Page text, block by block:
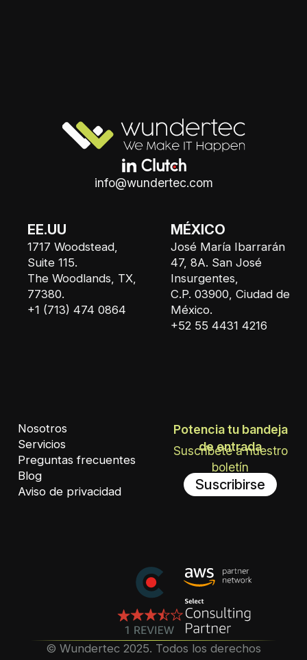
info@wundertec.com
EE.UU
1717 Woodstead,
Suite 115.
The Woodlands, TX,
77380.
+1 (713) 474 0864
MÉXICO
José María Ibarrarán
47, 8A. San José
Insurgentes,
C.P. 03900, Ciudad de
México.
+52 55 4431 4216
Nosotros
Servicios
Preguntas frecuentes
Blog
Aviso de privacidad
Potencia tu bandeja
de entrada
Suscríbete a nuestro
boletín
Suscribirse
©️ Wundertec 2025. Todos los derechos